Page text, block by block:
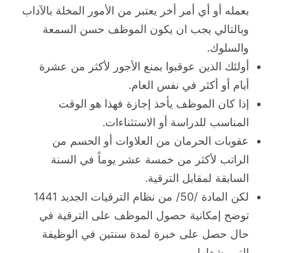
بعمله أو أي أمر أخر يعتبر من الأمور المخلة بالآداب
وبالتالي يجب ان يكون الموظف حسن السمعة
والسلوك.
أولئك الذين عوقبوا بمنع الأجور لأكثر من عشرة
أيام أو أكثر في نفس العام.
إذا كان الموظف يأخذ إجازة فهذا هو الوقت
المناسب للدراسة أو الاستثناءات.
عقوبات الحرمان من العلاوات أو الحسم من
الراتب لأكثر من خمسة عشر يوماً في السنة
السابقة لمقابل الترقية.
لكن المادة /50/ من نظام الترقيات الجديد 1441
توضح إمكانية حصول الموظف على الترقية في
حال حصل على خبرة لمدة سنتين في الوظيفة